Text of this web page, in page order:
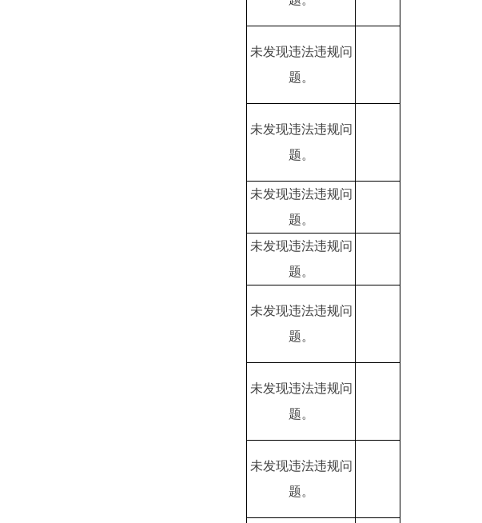
未发现违法违规问
题。
未发现违法违规问
题。
未发现违法违规问
题。
未发现违法违规问
题。
未发现违法违规问
题。
未发现违法违规问
题。
未发现违法违规问
题。